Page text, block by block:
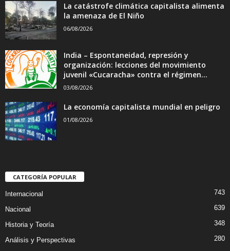
La catástrofe climática capitalista alimenta
la amenaza de El Niño
06/08/2026
India – Espontaneidad, represión y
organización: lecciones del movimiento
juvenil «Cucaracha» contra el régimen...
03/08/2026
La economía capitalista mundial en peligro
01/08/2026
CATEGORÍA POPULAR
Internacional 743
Nacional 639
Historia y Teoría 348
Análisis y Perspectivas
280